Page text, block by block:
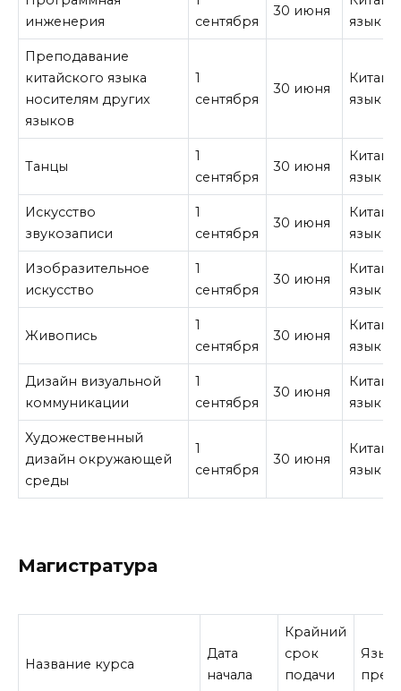
инженерия
сентября
30 июня
язык
Преподавание
китайского языка
носителям других
языков
1
сентября
30 июня
язык
Танцы
1
сентября
30 июня
язык
Искусство
звукозаписи
1
сентября
30 июня
язык
Изобразительное
искусство
1
сентября
30 июня
язык
Живопись
1
сентября
30 июня
язык
Дизайн визуальной
коммуникации
1
сентября
30 июня
язык
Художественный
дизайн окружающей
среды
1
сентября
30 июня
язык
Магистратура
Название курса
Дата
начала
Крайний
срок
подачи
Язык